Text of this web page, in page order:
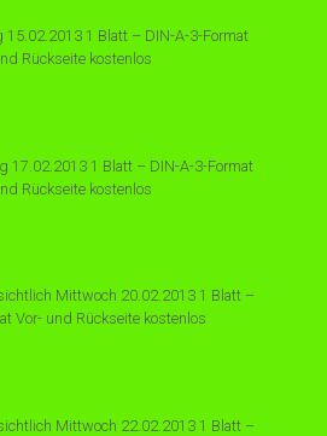
15.02.2013 1 Blatt – DIN-A-3-Format
Rückseite kostenlos
17.02.2013 1 Blatt – DIN-A-3-Format
Rückseite kostenlos
Mittwoch 20.02.2013 1 Blatt –
Vor- und Rückseite kostenlos
Mittwoch 22.02.2013 1 Blatt –